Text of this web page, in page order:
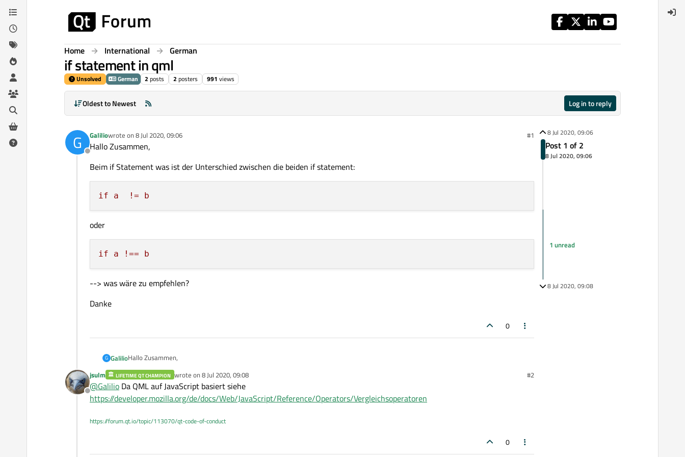
Skip to content
Home International German
if statement in qml
Unsolved German 2 posts 2 posters 991 views
Oldest to Newest Log in to reply
G
Offline
Galiliowrote on 8 Jul 2020, 09:06
last edited by #1
Hallo Zusammen,
Beim if Statement was ist der Unterschied zwischen die beiden if statement:
if a != b
oder
if a !== b
--> was wäre zu empfehlen?
Danke
0
G GalilioHallo Zusammen,
Beim if Statement was ist der Unterschied zwischen die beiden if statement:
--> was wäre zu empfehlen?
Offline
jsulm LIFETIME QT CHAMPION wrote on 8 Jul 2020, 09:08
last edited by #2
@Galilio Da QML auf JavaScript basiert siehe
https://developer.mozilla.org/de/docs/Web/JavaScript/Reference/Operators/Vergleichsoperatoren
https://forum.qt.io/topic/113070/qt-code-of-conduct
0
8 Jul 2020, 09:06
Post 1 of 2
8 Jul 2020, 09:06
1 unread
8 Jul 2020, 09:08